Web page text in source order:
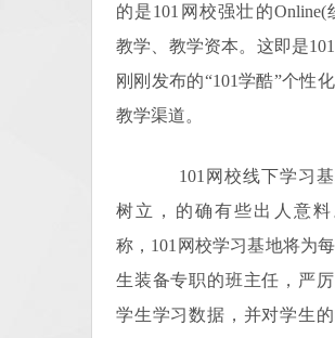
的是101网校强壮的Online(
教学、教学资本。这即是
刚刚发布的“101学酷”个性
教学渠道。
101网校线下学习基
树立，的确有些出人意料
称，101网校学习基地将为
生装备专职的班主任，严
学生学习数据，并对学生